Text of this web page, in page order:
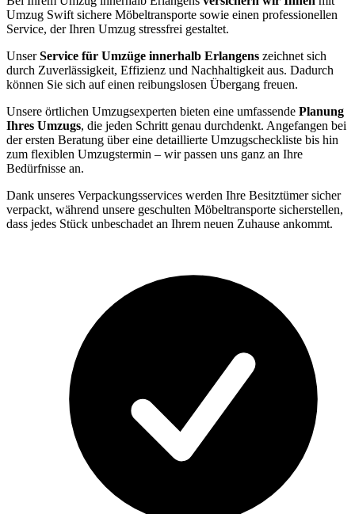
Umzug Swift sichere Möbeltransporte sowie einen professionellen
Service, der Ihren Umzug stressfrei gestaltet.
UnserService für Umzüge innerhalb Erlangens zeichnet sich
durch Zuverlässigkeit, Effizienz und Nachhaltigkeit aus. Dadurch
können Sie sich auf einen reibungslosen Übergang freuen.
Unsere örtlichen Umzugsexperten bieten eine umfassende Planung
Ihres Umzugs, die jeden Schritt genau durchdenkt. Angefangen bei
der ersten Beratung über eine detaillierte Umzugscheckliste bis hin
zum flexiblen Umzugstermin – wir passen uns ganz an Ihre
Bedürfnisse an.
Dank unseres Verpackungsservices werden Ihre Besitztümer sicher
verpackt, während unsere geschulten Möbeltransporte sicherstellen,
dass jedes Stück unbeschadet an Ihrem neuen Zuhause ankommt.